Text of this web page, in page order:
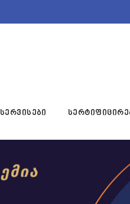
სერვისები